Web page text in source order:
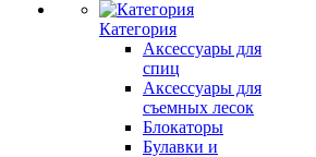
Категория
Аксессуары для
спиц
Аксессуары для
съемных лесок
Блокаторы
Булавки и